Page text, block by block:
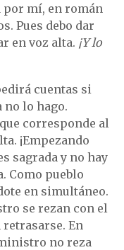
por mí, en román
Pues debo dar
en voz alta. ¡Y lo
cuentas si
no lo hago.
corresponde al
¡Empezando
sagrada y no hay
Como pueblo
en simultáneo.
se rezan con el
En
no reza